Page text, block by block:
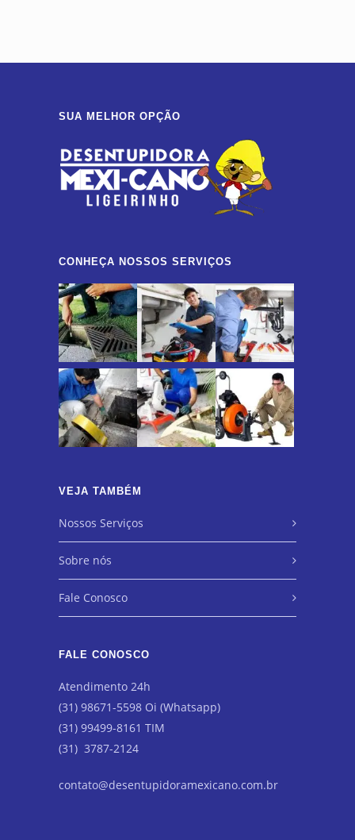
SUA MELHOR OPÇÃO
CONHEÇA NOSSOS SERVIÇOS
VEJA TAMBÉM
Nossos Serviços
Sobre nós
Fale Conosco
FALE CONOSCO
Atendimento 24h
(31) 98671-5598 Oi (Whatsapp)
(31) 99499-8161 TIM
(31) 3787-2124
contato@desentupidoramexicano.com.br